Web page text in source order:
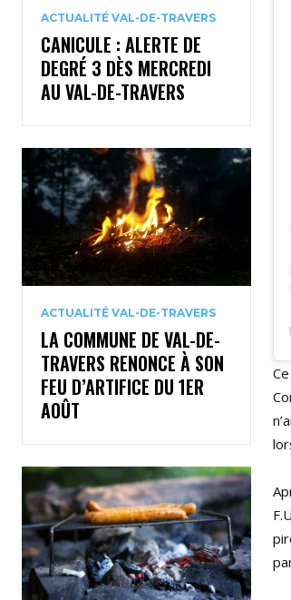
ACTUALITÉ VAL-DE-TRAVERS
CANICULE : ALERTE DE
DEGRÉ 3 DÈS MERCREDI
AU VAL-DE-TRAVERS
ACTUALITÉ VAL-DE-TRAVERS
LA COMMUNE DE VAL-DE-
TRAVERS RENONCE À SON
FEU D’ARTIFICE DU 1ER
AOÛT